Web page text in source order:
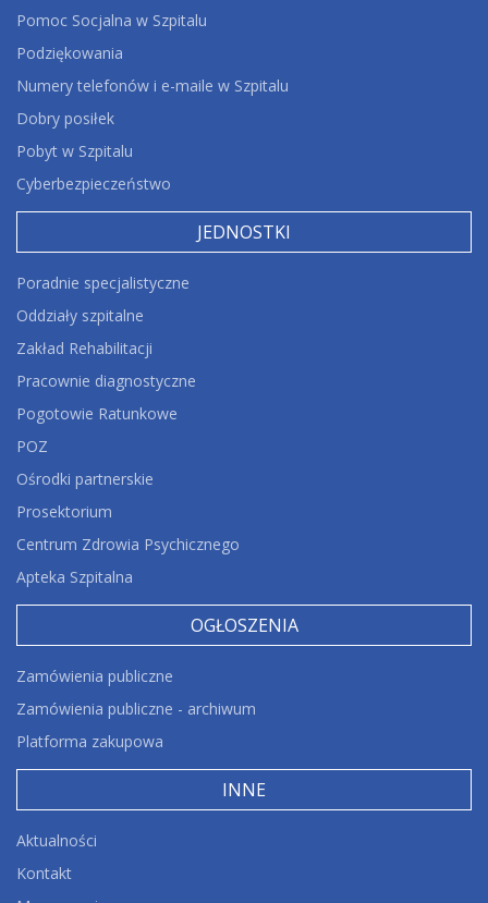
Pomoc Socjalna w Szpitalu
Podziękowania
Numery telefonów i e-maile w Szpitalu
Dobry posiłek
Pobyt w Szpitalu
Cyberbezpieczeństwo
JEDNOSTKI
Poradnie specjalistyczne
Oddziały szpitalne
Zakład Rehabilitacji
Pracownie diagnostyczne
Pogotowie Ratunkowe
POZ
Ośrodki partnerskie
Prosektorium
Centrum Zdrowia Psychicznego
Apteka Szpitalna
OGŁOSZENIA
Zamówienia publiczne
Zamówienia publiczne - archiwum
Platforma zakupowa
INNE
Aktualności
Kontakt